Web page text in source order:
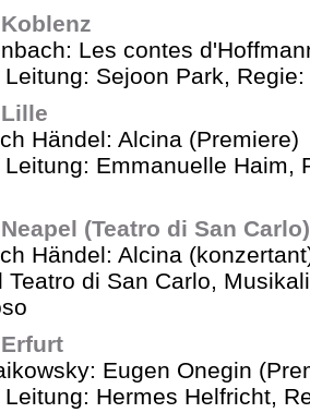
Koblenz
Les contes
Sejoon Park,
Lille
Händel: Alcina (Premiere)
Emmanuelle Haim,
Neapel (Teatro di San Carlo)
Händel: Alcina
Teatro di San Carlo,
Erfurt
Eugen Onegin
Hermes Helfricht,